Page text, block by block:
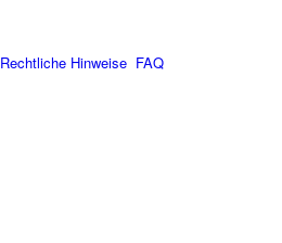
Rechtliche Hinweise FAQ